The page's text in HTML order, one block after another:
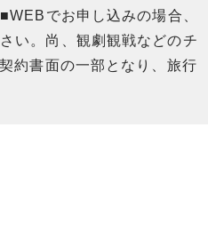
でお申し込みの場合、
い。尚、観劇観戦などのチ
約書面の一部となり、旅行